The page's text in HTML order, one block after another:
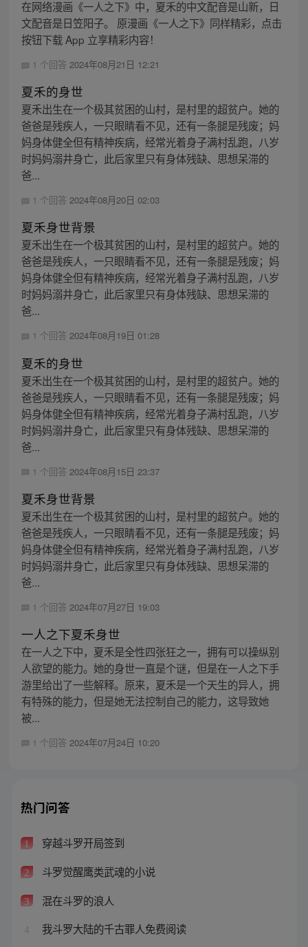
在网络漫画《一人之下》中，夏禾的中文配音是山新，日
文配音是日笠阳子。 原漫画《一人之下》同样精彩，点击
按钮下载 App 立享精彩内容！
1 个回答 2024年08月21日 12:21
夏禾的身世
夏禾出生在一个极其贫困的山村，是村里的超贫户。她的
爸爸是残疾人，一只眼睛看不见，还有一条腿是残废；妈
妈身体健全但有精神疾病，经常光着身子满村乱跑，八岁
时妈妈溺井身亡，此后家里只有身体残缺、思想呆滞的
爸...
1 个回答 2024年08月20日 02:03
夏禾身世背景
夏禾出生在一个极其贫困的山村，是村里的超贫户。她的
爸爸是残疾人，一只眼睛看不见，还有一条腿是残废；妈
妈身体健全但有精神疾病，经常光着身子满村乱跑，八岁
时妈妈溺井身亡，此后家里只有身体残缺、思想呆滞的
爸...
1 个回答 2024年08月19日 01:28
夏禾的身世
夏禾出生在一个极其贫困的山村，是村里的超贫户。她的
爸爸是残疾人，一只眼睛看不见，还有一条腿是残废；妈
妈身体健全但有精神疾病，经常光着身子满村乱跑，八岁
时妈妈溺井身亡，此后家里只有身体残缺、思想呆滞的
爸...
1 个回答 2024年08月15日 23:37
夏禾身世背景
夏禾出生在一个极其贫困的山村，是村里的超贫户。她的
爸爸是残疾人，一只眼睛看不见，还有一条腿是残废；妈
妈身体健全但有精神疾病，经常光着身子满村乱跑，八岁
时妈妈溺井身亡，此后家里只有身体残缺、思想呆滞的
爸...
1 个回答 2024年07月27日 19:03
一人之下夏禾身世
在一人之下中，夏禾是全性四张狂之一，拥有可以操纵别
人欲望的能力。她的身世一直是个谜，但是在一人之下手
游里给出了一些解释。原来，夏禾是一个天生的异人，拥
有特殊的能力，但是她无法控制自己的能力，这导致她
被...
1 个回答 2024年07月24日 10:20
热门问答
1 穿越斗罗开局签到
2 斗罗觉醒鹰类武魂的小说
3 混在斗罗的浪人
4 我斗罗大陆的千古罪人免费阅读